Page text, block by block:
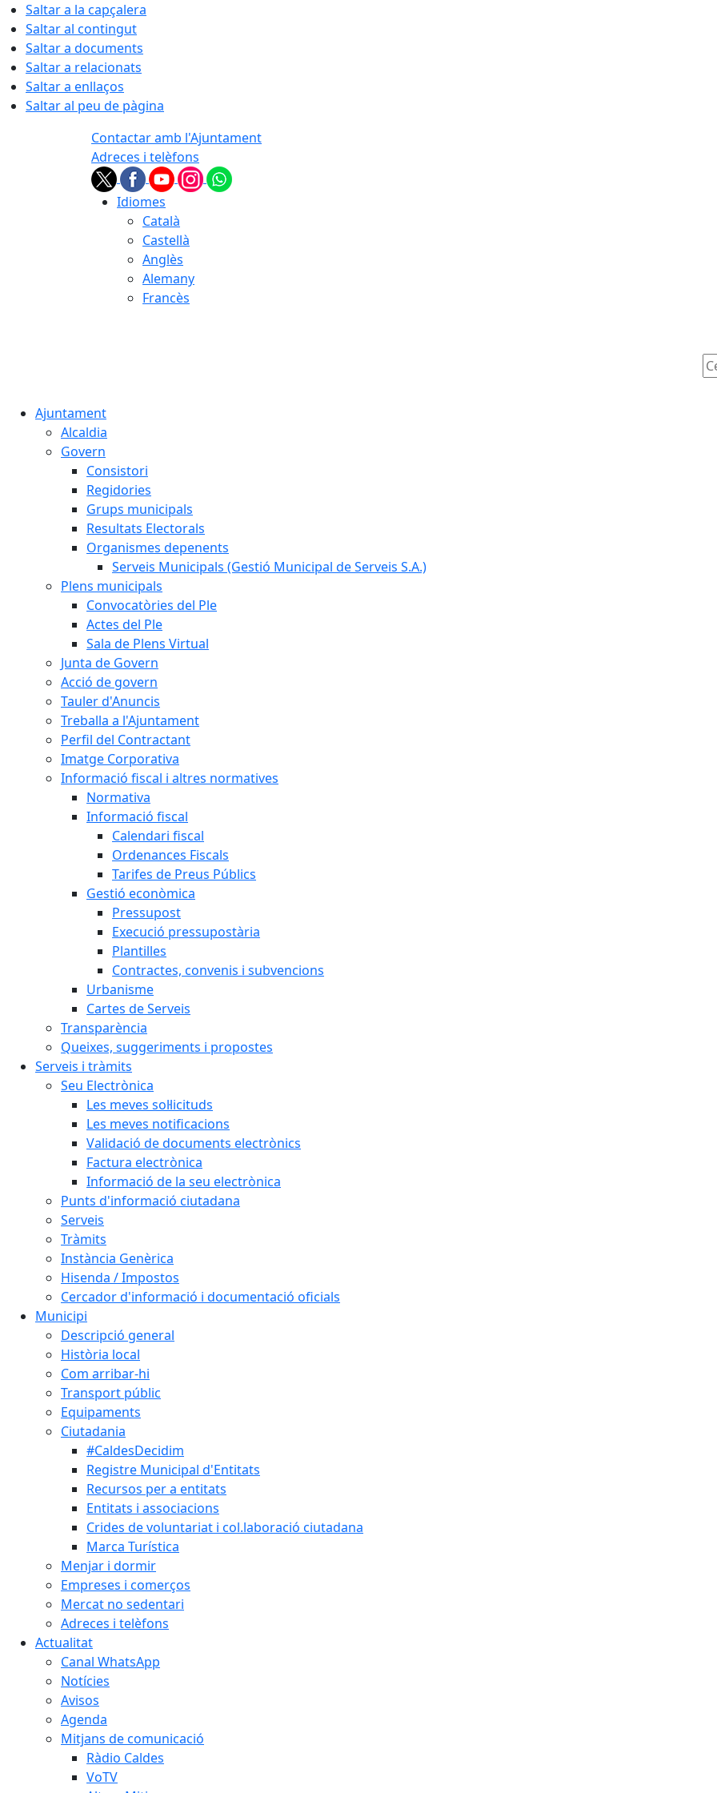
Saltar a la capçalera
Saltar al contingut
Saltar a documents
Saltar a relacionats
Saltar a enllaços
Saltar al peu de pàgina
Contactar amb l'Ajuntament
Adreces i telèfons
Idiomes
Català
Castellà
Anglès
Alemany
Francès
Ajuntament
Alcaldia
Govern
Consistori
Regidories
Grups municipals
Resultats Electorals
Organismes depenents
Serveis Municipals (Gestió Municipal de Serveis S.A.)
Plens municipals
Convocatòries del Ple
Actes del Ple
Sala de Plens Virtual
Junta de Govern
Acció de govern
Tauler d'Anuncis
Treballa a l'Ajuntament
Perfil del Contractant
Imatge Corporativa
Informació fiscal i altres normatives
Normativa
Informació fiscal
Calendari fiscal
Ordenances Fiscals
Tarifes de Preus Públics
Gestió econòmica
Pressupost
Execució pressupostària
Plantilles
Contractes, convenis i subvencions
Urbanisme
Cartes de Serveis
Transparència
Queixes, suggeriments i propostes
Serveis i tràmits
Seu Electrònica
Les meves sol·licituds
Les meves notificacions
Validació de documents electrònics
Factura electrònica
Informació de la seu electrònica
Punts d'informació ciutadana
Serveis
Tràmits
Instància Genèrica
Hisenda / Impostos
Cercador d'informació i documentació oficials
Municipi
Descripció general
Història local
Com arribar-hi
Transport públic
Equipaments
Ciutadania
#CaldesDecidim
Registre Municipal d'Entitats
Recursos per a entitats
Entitats i associacions
Crides de voluntariat i col.laboració ciutadana
Marca Turística
Menjar i dormir
Empreses i comerços
Mercat no sedentari
Adreces i telèfons
Actualitat
Canal WhatsApp
Notícies
Avisos
Agenda
Mitjans de comunicació
Ràdio Caldes
VoTV